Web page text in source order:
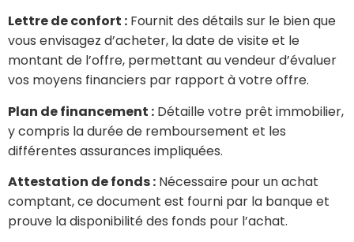
Lettre de confort : Fournit des détails sur le bien que
vous envisagez d’acheter, la date de visite et le
montant de l’offre, permettant au vendeur d’évaluer
vos moyens financiers par rapport à votre offre.
Plan de financement : Détaille votre prêt immobilier,
y compris la durée de remboursement et les
différentes assurances impliquées.
Attestation de fonds : Nécessaire pour un achat
comptant, ce document est fourni par la banque et
prouve la disponibilité des fonds pour l’achat.